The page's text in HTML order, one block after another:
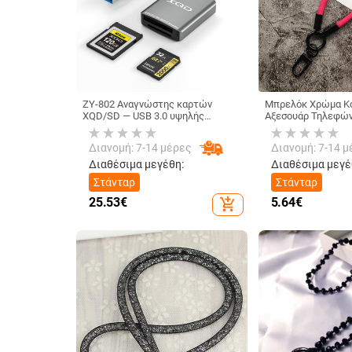
ZY-802 Αναγνώστης καρτών
XQD/SD — USB 3.0 υψηλής
ταχύτητας, διπλής διεπαφής
Type-C και USB, αλουμινένιο κράμα
+ ABS
Διανομή: 7-14 μέρες
Διαθέσιμα μεγέθη:
Στάνταρ
25.53€ add_shopping_cart
Μπρελόκ Χρώμα
Αξεσουάρ
Τηλέφωνο
Αστακό Κούμπωμα
Landyard Τσάντα
αυτοκινήτου Σχοινί
Διανομή: 7-14
Διαθέσιμα
Στάνταρ
5.64€